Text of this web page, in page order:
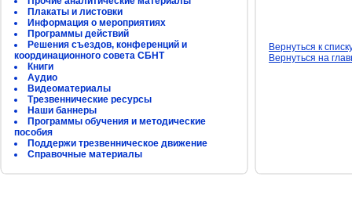
Плакаты и листовки
Информация о мероприятиях
Программы действий
Решения съездов, конференций и
координационного совета СБНТ
Книги
Аудио
Видеоматериалы
Трезвеннические ресурсы
Наши баннеры
Программы обучения и методические
пособия
Поддержи трезвенническое движение
Справочные материалы
Вернуться к
Вернуться на